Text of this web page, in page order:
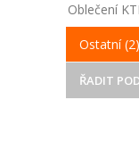
Oblečení
Ostatní (2)
ŘADIT